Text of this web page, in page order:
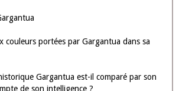
Gargantua, L’abbaye de
humaniste. L’anti-abbaye de